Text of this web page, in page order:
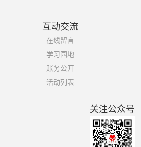
互动交流
在线留言
学习园地
账务公开
活动列表
关注公众号